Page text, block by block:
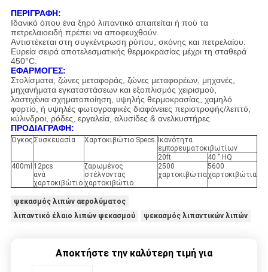
ΠΕΡΙΓΡΑΦΗ:
Ιδανικό όπου ένα ξηρό λιπαντικό απαιτείται ή πού τα
πετρελαιοειδή πρέπει να αποφευχθούν.
Αντιστέκεται στη συγκέντρωση ρύπου, σκόνης και πετρελαίου.
Ευρεία σειρά αποτελεσματικής θερμοκρασίας μέχρι τη σταθερά
450°C.
ΕΦΑΡΜΟΓΕΣ:
Στολίσματα, ζώνες μεταφοράς, ζώνες μεταφορέων, μηχανές,
μηχανήματα εγκαταστάσεων και εξοπλισμός χειρισμού,
λαστιχένια σχηματοποίηση, υψηλής θερμοκρασίας, χαμηλό
φορτίο, ή υψηλές φωτογραφικές διαφάνειες περιστροφής/λεπτό,
κύλινδροι, ρόδες, εργαλεία, αλυσίδες & ανελκυστήρες
ΠΡΟΔΙΑΓΡΑΦΗ:
Όγκος Συσκευασία Χαρτοκιβώτιο Specs. Ικανότητα
εμπορευματοκιβωτίων
20ft
40 " HQ
400ml 12pcs
ανά
χαρτοκιβώτιο
ζαρωμένος
στέλνοντας
χαρτοκιβώτιο
2500
χαρτοκιβώτια
5600
χαρτοκιβώτια
ψεκασμός λιπών αερολύματος
λιπαντικό έλαιο λιπών ψεκασμού
ψεκασμός λιπαντικών λιπών
Αποκτήστε την καλύτερη τιμή για